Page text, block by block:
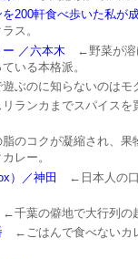
200軒食べ歩いた私が
ス。
／六本木 ←野菜が溶
いる本格派。
ぶのに知らないのはモ
ランカまでスパイスを
のコクが凝縮され、果
レー。
）／神田
←日本人の口
千葉の僻地で大行列の
←ごはんで食べないカ